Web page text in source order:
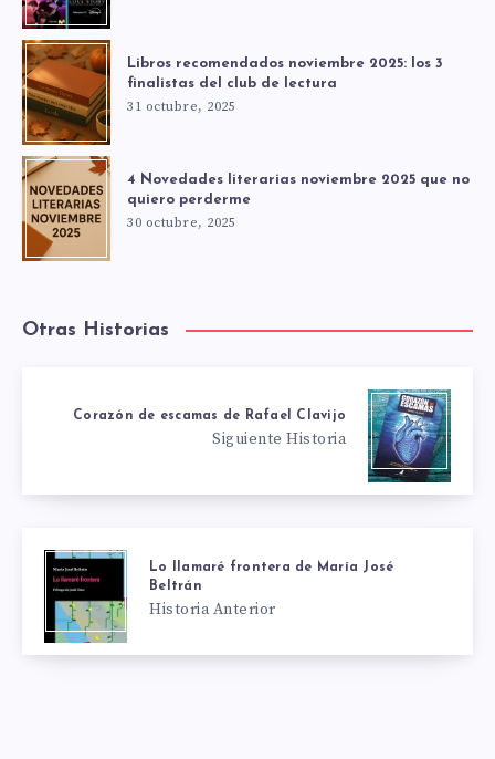
Libros recomendados noviembre 2025: los 3
finalistas del club de lectura
31 octubre, 2025
4 Novedades literarias noviembre 2025 que no
quiero perderme
30 octubre, 2025
Otras Historias
Corazón de escamas de Rafael Clavijo
Siguiente Historia
Lo llamaré frontera de María José
Beltrán
Historia Anterior